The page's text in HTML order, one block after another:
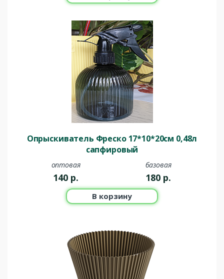
Опрыскиватель Фреско 17*10*20см 0,48л
сапфировый
оптовая
140 р.
базовая
180 р.
В корзину